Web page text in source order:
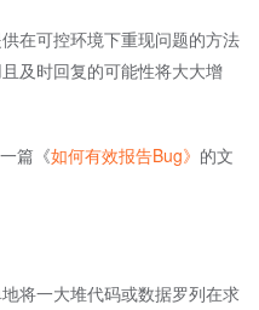
在可控环境下重现问题的方法
及时回复的可能性将大大增
篇《如何有效报告Bug》 的文
将一大堆代码或数据罗列在求